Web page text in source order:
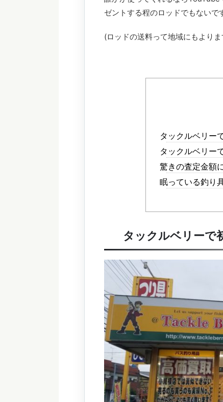
ゼントする程のロッドでもないで
(ロッドの送料って地域にもより
タックルベリー
タックルベリー
驚きの査定金額
眠っている釣り
タックルベリーで